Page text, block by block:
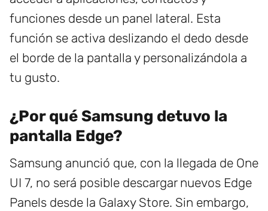
funciones desde un panel lateral. Esta
función se activa deslizando el dedo desde
el borde de la pantalla y personalizándola a
tu gusto.
¿Por qué Samsung detuvo la
pantalla Edge?
Samsung anunció que, con la llegada de One
UI 7, no será posible descargar nuevos Edge
Panels desde la Galaxy Store. Sin embargo,